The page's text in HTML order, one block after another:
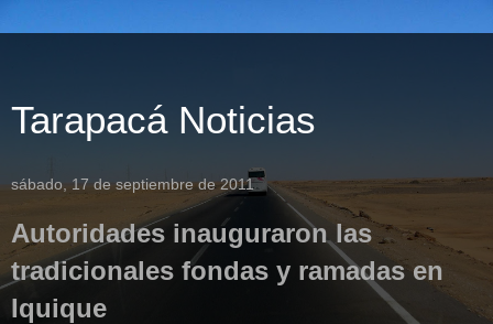
Tarapacá Noticias
sábado, 17 de septiembre de 2011
Autoridades inauguraron las
tradicionales fondas y ramadas en
Iquique